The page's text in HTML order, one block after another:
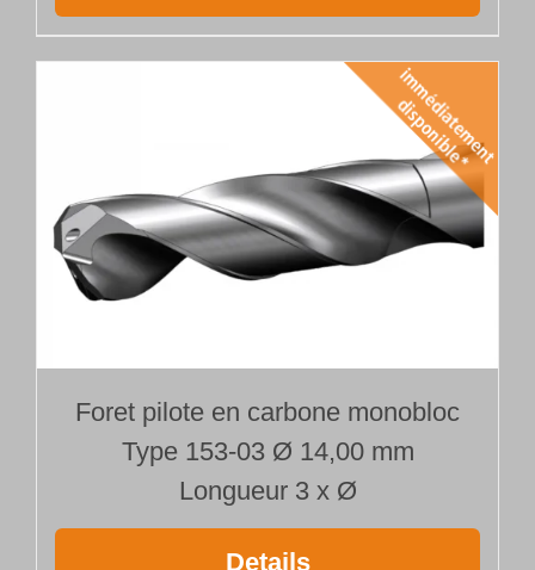
Foret pilote en carbone monobloc
Type 153-03 Ø 14,00 mm
Longueur 3 x Ø
Details